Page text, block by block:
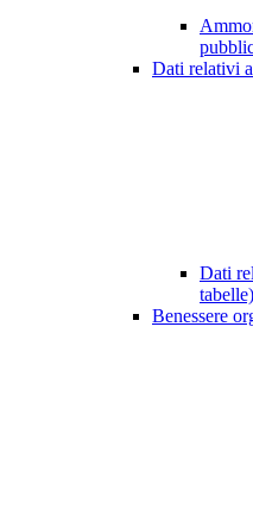
Dati relativi
Dati
tabelle)
Benessere